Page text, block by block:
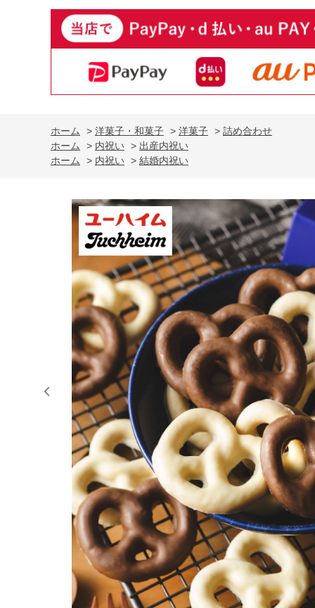
ホーム > 洋菓子・和菓子 > 洋菓子 > 詰め合わせ
ホーム
> 内祝い > 出産内祝い
ホーム
> 内祝い > 結婚内祝い